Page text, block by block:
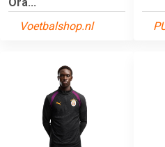
Voetbalshop.nl